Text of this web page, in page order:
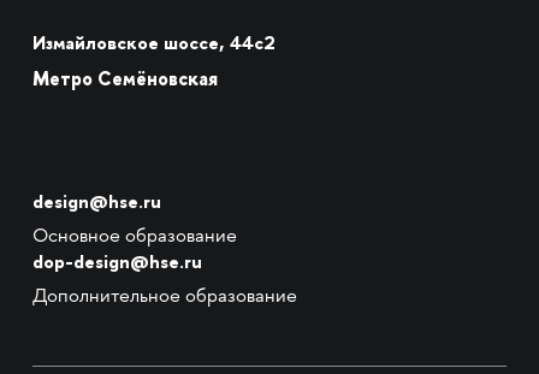
Измайловское шоссе, 44с2
Метро Семёновская
design@hse.ru
Основное образование
dop-design@hse.ru
Дополнительное образование